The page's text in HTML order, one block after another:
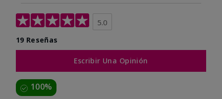
5.0
19 Reseñas
Escribir Una Opinión
100%